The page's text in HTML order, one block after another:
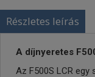
Részletes leírás
A díjnyeretes
Az F500S LCR